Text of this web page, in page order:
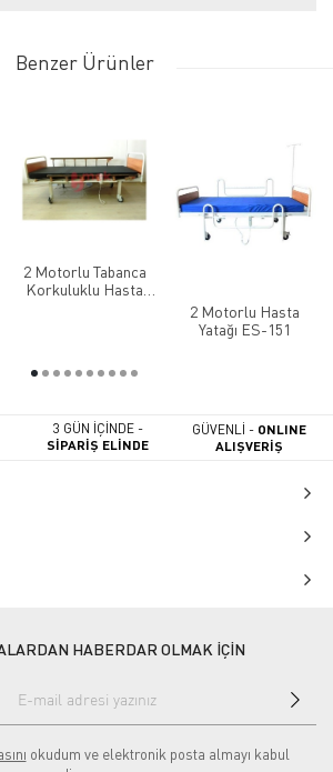
Benzer Ürünler
2 Motorlu Tabanca
Korkuluklu Hasta
2 Motorlu Hasta
Yatağı ES-151
3 GÜN İÇİNDE -
SİPARİŞ ELİNDE
GÜVENLİ - ONLINE
ALIŞVERİŞ
HABERDAR OLMAK İÇİN
okudum ve elektronik posta almayı kabul